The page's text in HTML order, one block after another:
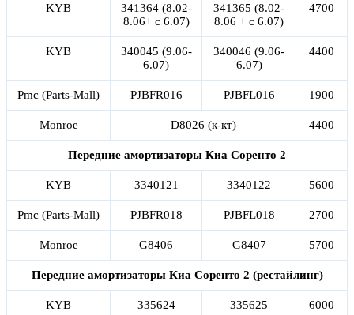
KYB
341364 (8.02-
8.06+ с 6.07)
341365 (8.02-
8.06 + с 6.07)
4700
KYB
340045 (9.06-
6.07)
340046 (9.06-
6.07)
4400
Pmc (Parts-Mall) PJBFR016 PJBFL016 1900
Monroe D8026 (к-кт) 4400
Передние амортизаторы Киа Соренто 2
KYB 3340121 3340122 5600
Pmc (Parts-Mall) PJBFR018 PJBFL018 2700
Monroe G8406 G8407 5700
Передние амортизаторы Киа Соренто 2 (рестайлинг)
KYB 335624 335625 6000